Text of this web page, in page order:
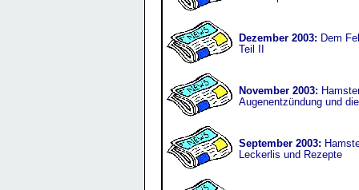
Dezember 2003: Dem
Teil II
November 2003:
Augenentzündung und
September 2003:
Leckerlis und Rezepte